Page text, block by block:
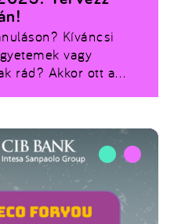
Kíváncsi
vagy
rád? Akkor ott a